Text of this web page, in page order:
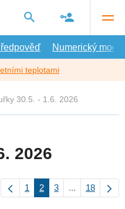
Numerický model
teplotami
30.5. - 1.6. 2026
2026
1 2 3 ... 18